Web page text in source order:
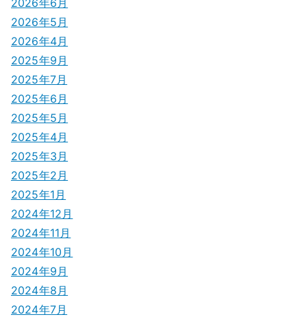
2026年6月
2026年5月
2026年4月
2025年9月
2025年7月
2025年6月
2025年5月
2025年4月
2025年3月
2025年2月
2025年1月
2024年12月
2024年11月
2024年10月
2024年9月
2024年8月
2024年7月